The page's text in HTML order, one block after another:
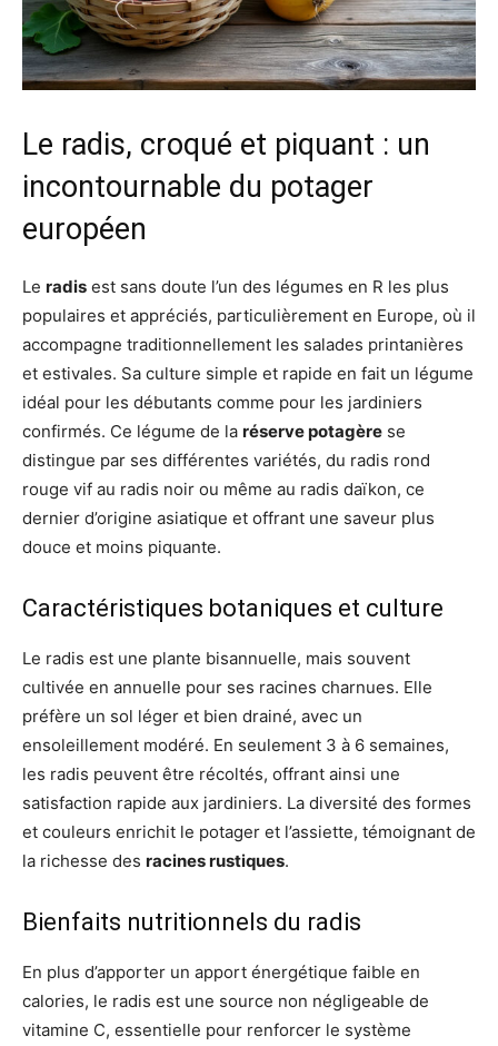
Le radis, croqué et piquant : un
incontournable du potager
européen
Le radis est sans doute l’un des légumes en R les plus
populaires et appréciés, particulièrement en Europe, où il
accompagne traditionnellement les salades printanières
et estivales. Sa culture simple et rapide en fait un légume
idéal pour les débutants comme pour les jardiniers
confirmés. Ce légume de la réserve potagère se
distingue par ses différentes variétés, du radis rond
rouge vif au radis noir ou même au radis daïkon, ce
dernier d’origine asiatique et offrant une saveur plus
douce et moins piquante.
Caractéristiques botaniques et culture
Le radis est une plante bisannuelle, mais souvent
cultivée en annuelle pour ses racines charnues. Elle
préfère un sol léger et bien drainé, avec un
ensoleillement modéré. En seulement 3 à 6 semaines,
les radis peuvent être récoltés, offrant ainsi une
satisfaction rapide aux jardiniers. La diversité des formes
et couleurs enrichit le potager et l’assiette, témoignant de
la richesse des racines rustiques.
Bienfaits nutritionnels du radis
En plus d’apporter un apport énergétique faible en
calories, le radis est une source non négligeable de
vitamine C, essentielle pour renforcer le système